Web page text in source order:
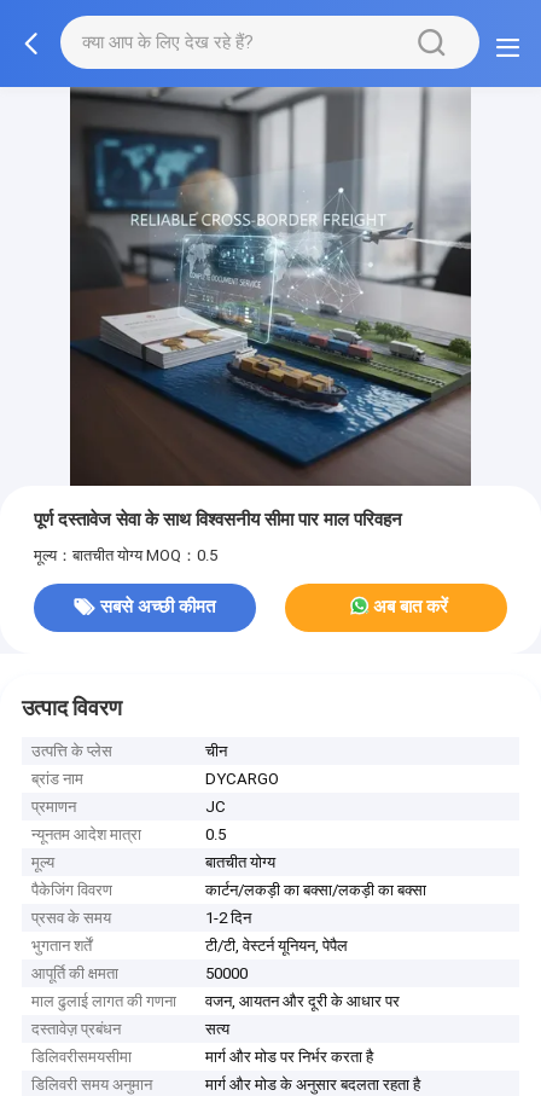
पूर्ण दस्तावेज सेवा के साथ विश्वसनीय सीमा पार माल परिवहन
मूल्य：बातचीत योग्य MOQ：0.5
सबसे अच्छी कीमत अब बात करें
उत्पाद विवरण
उत्पत्ति के प्लेस
चीन
ब्रांड नाम
DYCARGO
प्रमाणन
JC
न्यूनतम आदेश मात्रा
0.5
मूल्य
बातचीत योग्य
पैकेजिंग विवरण
कार्टन/लकड़ी का बक्सा/लकड़ी का बक्सा
प्रसव के समय
1-2 दिन
भुगतान शर्तें
टी/टी, वेस्टर्न यूनियन, पेपैल
आपूर्ति की क्षमता
50000
माल ढुलाई लागत की गणना
वजन, आयतन और दूरी के आधार पर
दस्तावेज़ प्रबंधन
सत्य
डिलिवरीसमयसीमा
मार्ग और मोड पर निर्भर करता है
डिलिवरी समय अनुमान
मार्ग और मोड के अनुसार बदलता रहता है